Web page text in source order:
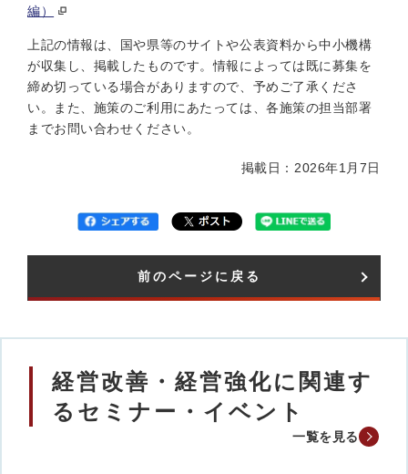
編）
上記の情報は、国や県等のサイトや公表資料から中小機構
が収集し、掲載したものです。情報によっては既に募集を
締め切っている場合がありますので、予めご了承くださ
い。また、施策のご利用にあたっては、各施策の担当部署
までお問い合わせください。
掲載日：2026年1月7日
前のページに戻る
経営改善・経営強化に関連す
るセミナー・イベント
一覧を見る